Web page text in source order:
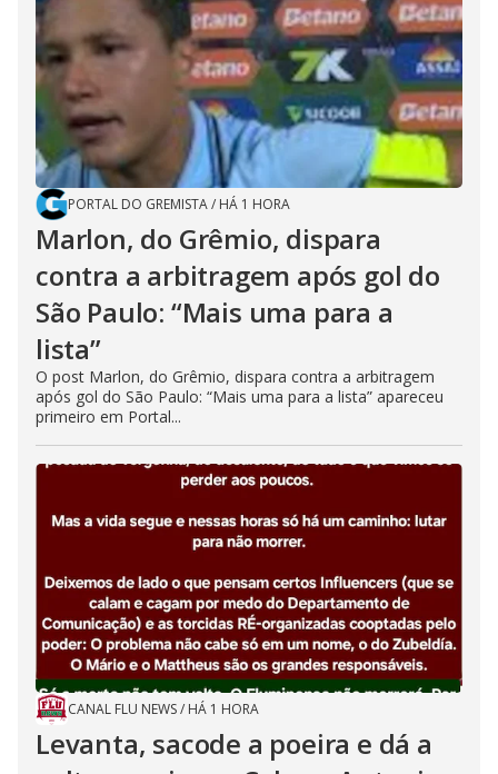
PORTAL DO GREMISTA/ HÁ 1 HORA
Marlon, do Grêmio, dispara
contra a arbitragem após gol do
São Paulo: “Mais uma para a
lista”
O post Marlon, do Grêmio, dispara contra a arbitragem
após gol do São Paulo: “Mais uma para a lista” apareceu
primeiro em Portal...
CANAL FLU NEWS/ HÁ 1 HORA
Levanta, sacode a poeira e dá a